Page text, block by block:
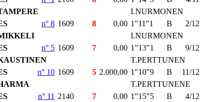
I.NURMONEN
n° 8 1609 8 0,00 1"11"1 B 2/12
I.NURMONEN
n° 5 1609 7 0,00 1"13"1 B 9/12
T.PERTTUNEN
n° 10 1609 5 2.000,00 1"10"9 B 11/12
T.PERTTUNENE
n° 11 2140 7 0,00 1"15"5 B 4/12